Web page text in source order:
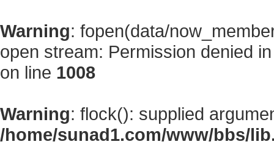
Warning: fopen(data/
open stream: Permission denied
on line 1008
Warning: flock(): supplied
/home/sunad1.com/www/bbs/